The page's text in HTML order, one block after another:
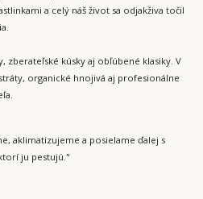
a celý náš život sa odjakživa točil
zberateľské kúsky aj obľúbené klasiky. V
organické hnojivá aj profesionálne
aklimatizujeme a posielame ďalej s
ju pestujú."